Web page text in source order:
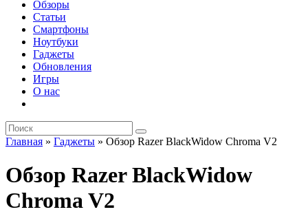
Обзоры
Статьи
Смартфоны
Ноутбуки
Гаджеты
Обновления
Игры
О нас
Главная » Гаджеты » Обзор Razer BlackWidow Chroma V2
Обзор Razer BlackWidow
Chroma V2